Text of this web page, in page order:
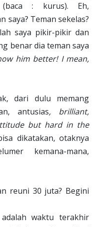
(baca : kurus). Eh,
saya? Teman sekelas?
saya pikir-pikir dan
benar dia teman saya
him better! I mean,
dari dulu memang
antusias, brilliant,
but hard in the
dikatakan, otaknya
kemana-mana,
reuni 30 juta? Begini
waktu terakhir